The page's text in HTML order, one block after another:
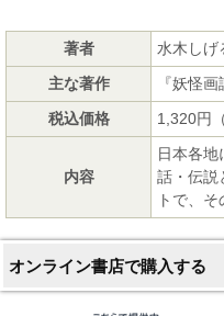
著者
水木しげ
主な著作
『妖怪
税込価格
1,320円
内容
日本各
話・伝説
トで、
オンライン書店で購入する